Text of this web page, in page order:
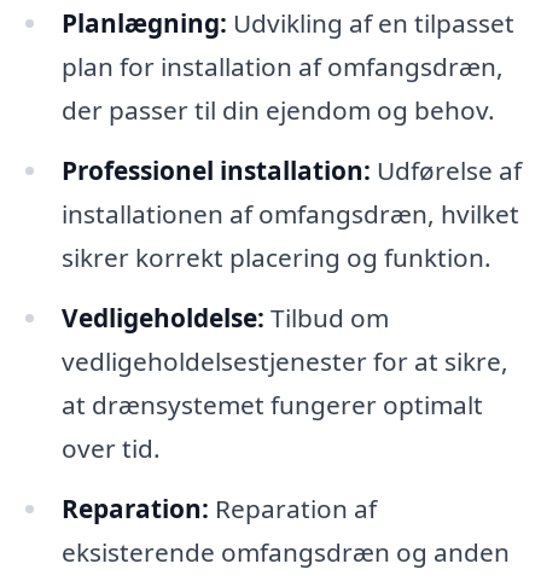
Planlægning: Udvikling af en tilpasset
plan for installation af omfangsdræn,
der passer til din ejendom og behov.
Professionel installation: Udførelse af
installationen af omfangsdræn, hvilket
sikrer korrekt placering og funktion.
Vedligeholdelse: Tilbud om
vedligeholdelsestjenester for at sikre,
at drænsystemet fungerer optimalt
over tid.
Reparation: Reparation af
eksisterende omfangsdræn og anden